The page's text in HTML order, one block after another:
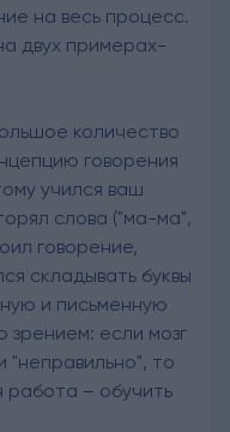
на весь процесс.
двух примерах-
количество
говорения
учился ваш
слова ("ма-ма",
говорение,
складывать буквы
и письменную
зрением: если мозг
"неправильно", то
работа – обучить